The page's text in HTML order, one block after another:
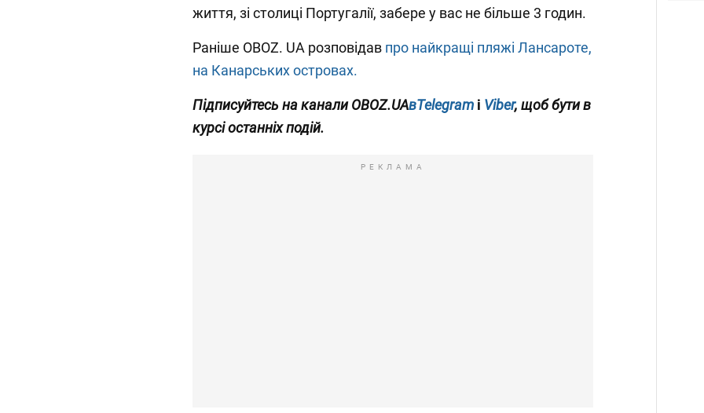
життя, зі столиці Португалії, забере у вас не більше 3 годин.
Раніше OBOZ. UA розповідав про найкращі пляжі Лансароте,
на Канарських островах.
Підписуйтесь на канали OBOZ.UAвTelegram і Viber, щоб бути в
курсі останніх подій.
РЕКЛАМА